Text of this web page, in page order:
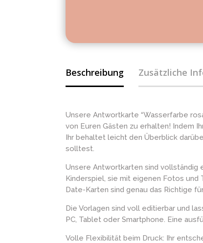
Beschreibung Zusätzliche
Unsere Antwortkarte “Wasserfarbe
von Euren Gästen zu erhalten! Indem
Ihr behaltet leicht den Überblick
solltest.
Unsere Antwortkarten sind vollständig
Kinderspiel, sie mit eigenen Fotos
Date-Karten sind genau das Richtige
Die Vorlagen sind voll editierbar und
PC, Tablet oder Smartphone. Eine
Volle Flexibilität beim Druck: Ihr